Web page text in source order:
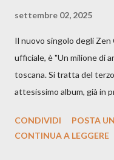
settembre 02, 2025
Il nuovo singolo degli Zen
ufficiale, è "Un milione di
toscana. Si tratta del
attesissimo album, già in
Records. GUARDA IL
CONDIVIDI
POSTA
CONTINUA A LEGGERE